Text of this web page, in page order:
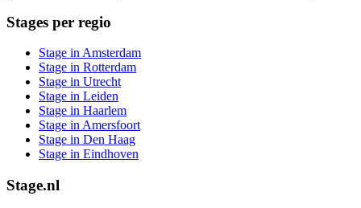
Stages per regio
Stage in Amsterdam
Stage in Rotterdam
Stage in Utrecht
Stage in Leiden
Stage in Haarlem
Stage in Amersfoort
Stage in Den Haag
Stage in Eindhoven
Stage.nl